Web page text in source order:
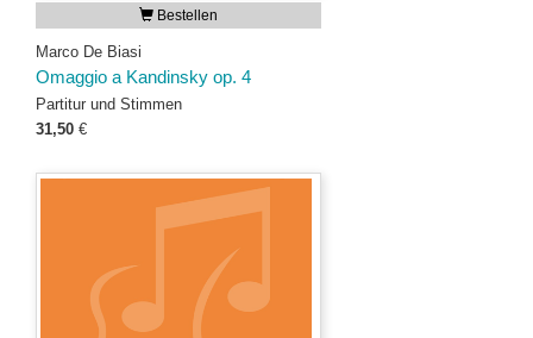
Bestellen
Marco De Biasi
Omaggio a Kandinsky op. 4
Partitur und Stimmen
31,50 €